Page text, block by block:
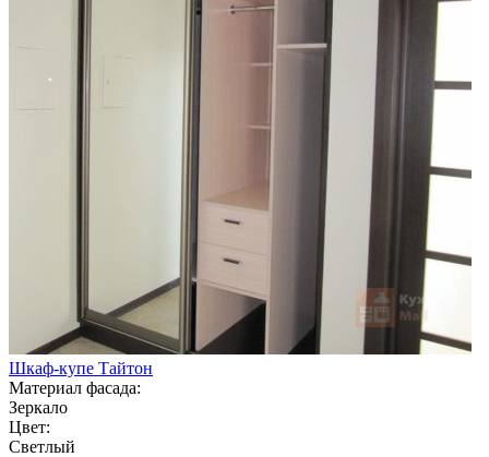
Шкаф-купе Тайтон
Материал фасада:
Зеркало
Цвет:
Светлый